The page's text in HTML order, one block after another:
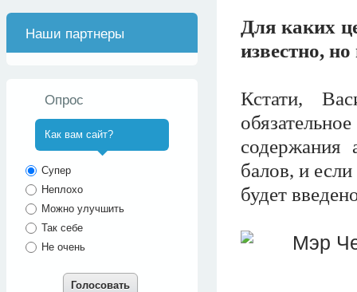
Для каких
известно,
Кстати,
содержания
балов, и
будет
Наши партнеры
Опрос
Как вам сайт?
Супер
Неплохо
Можно улучшить
Так себе
Не очень
Голосовать